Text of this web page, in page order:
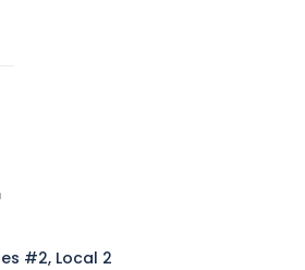
#2, Local 2